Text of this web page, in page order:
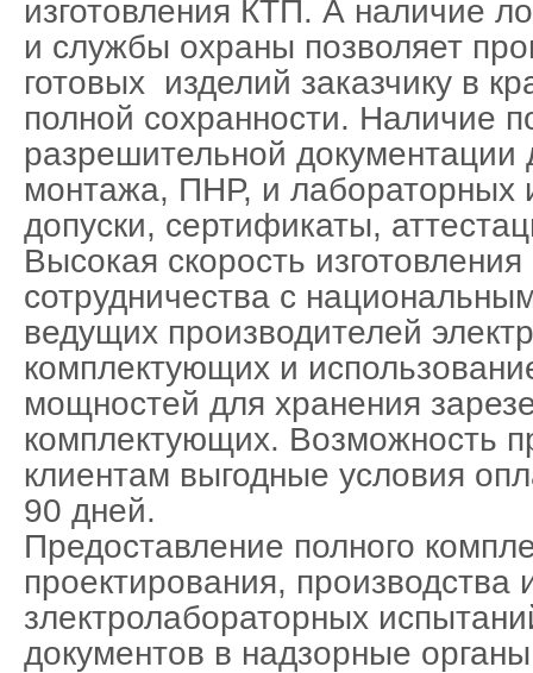
изготовления КТП. А наличие
и службы охраны позволяет
готовых изделий заказчику в
полной сохранности. Наличие
разрешительной документации
монтажа, ПНР, и
допуски, сертификаты,
Высокая скорость
сотрудничества с
ведущих производителей
комплектующих и
мощностей для хранения
комплектующих. Возможность
клиентам выгодные условия
90 дней.
Предоставление полного
проектирования,
злектролабораторных
документов в надзорные